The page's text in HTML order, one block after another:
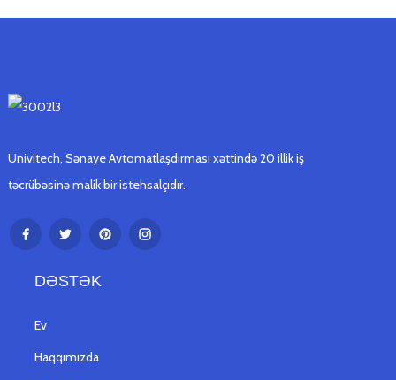
Univitech, Sənaye Avtomatlaşdırması xəttində 20 illik iş
təcrübəsinə malik bir istehsalçıdır.
DƏSTƏK
Ev
Haqqımızda